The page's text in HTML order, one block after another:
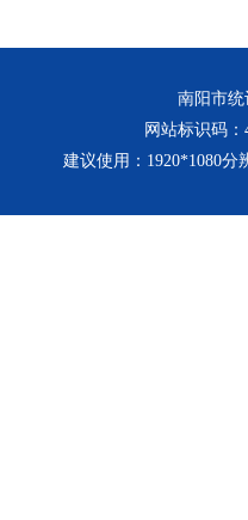
南阳市统
网站标识码：
建议使用：1920*1080